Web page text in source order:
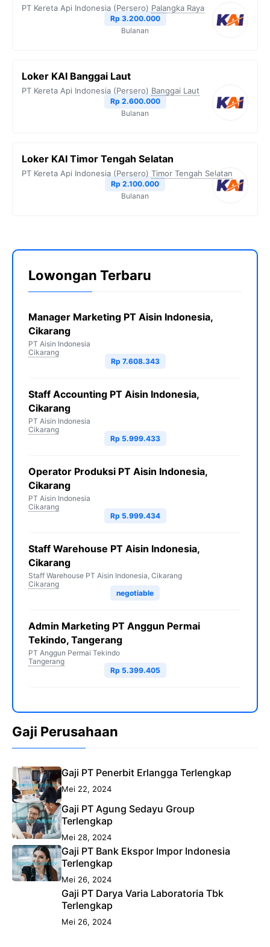
PT Kereta Api Indonesia (Persero) Palangka Raya
Rp 3.200.000
Bulanan
Loker KAI Banggai Laut
PT Kereta Api Indonesia (Persero) Banggai Laut
Rp 2.600.000
Bulanan
Loker KAI Timor Tengah Selatan
PT Kereta Api Indonesia (Persero) Timor Tengah Selatan
Rp 2.100.000
Bulanan
Lowongan Terbaru
Manager Marketing PT Aisin Indonesia,
Cikarang
PT Aisin Indonesia
Cikarang
Rp 7.608.343
Staff Accounting PT Aisin Indonesia,
Cikarang
PT Aisin Indonesia
Cikarang
Rp 5.999.433
Operator Produksi PT Aisin Indonesia,
Cikarang
PT Aisin Indonesia
Cikarang
Rp 5.999.434
Staff Warehouse PT Aisin Indonesia,
Cikarang
Staff Warehouse PT Aisin Indonesia, Cikarang
Cikarang
negotiable
Admin Marketing PT Anggun Permai
Tekindo, Tangerang
PT Anggun Permai Tekindo
Tangerang
Rp 5.399.405
Gaji Perusahaan
Gaji PT Penerbit Erlangga Terlengkap
Mei 22, 2024
Gaji PT Agung Sedayu Group
Terlengkap
Mei 28, 2024
Gaji PT Bank Ekspor Impor Indonesia
Terlengkap
Mei 26, 2024
Gaji PT Darya Varia Laboratoria Tbk
Terlengkap
Mei 26, 2024